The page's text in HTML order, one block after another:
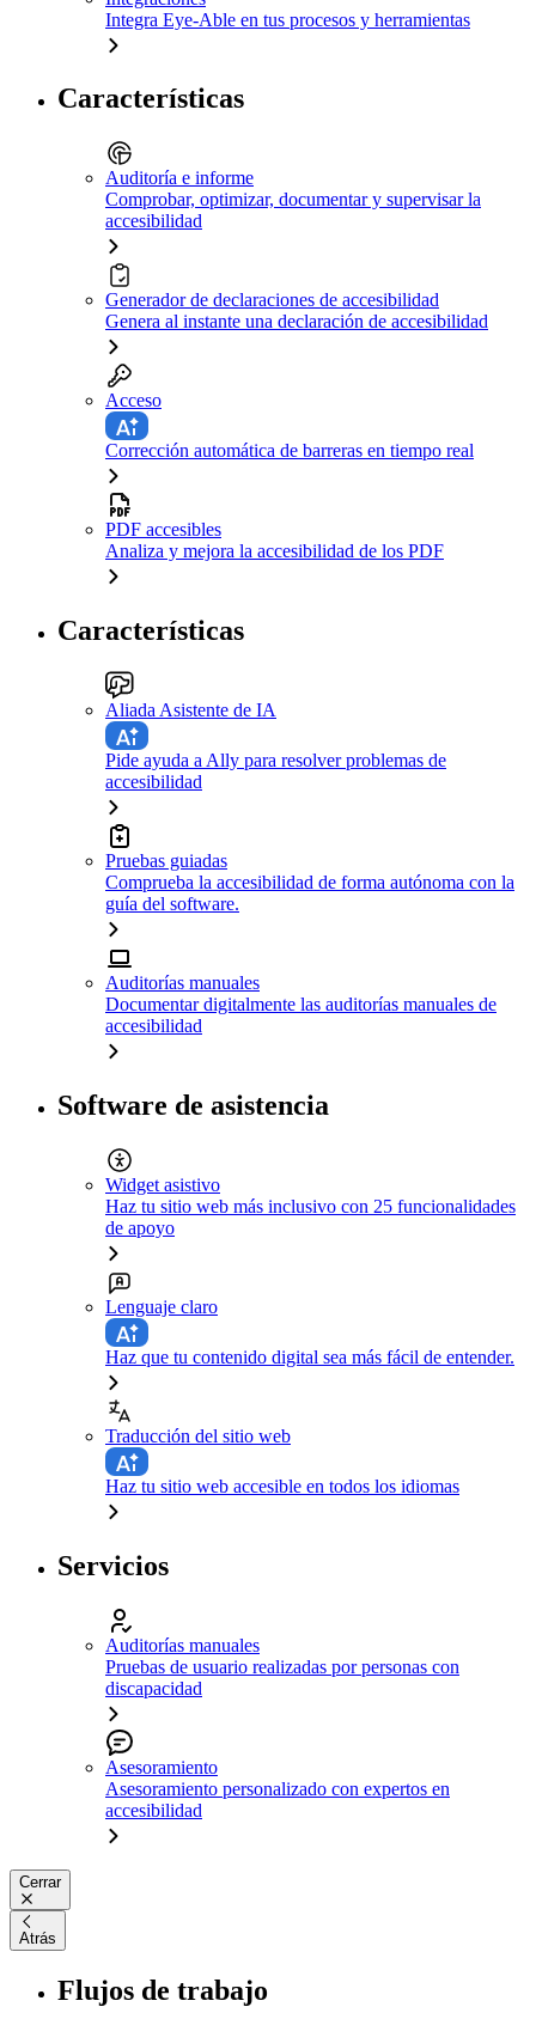
Integra Eye-Able en tus procesos y herramientas
Características
Auditoría e informe
Comprobar, optimizar, documentar y supervisar la
accesibilidad
Generador de declaraciones de accesibilidad
Genera al instante una declaración de accesibilidad
Acceso
Corrección automática de barreras en tiempo real
PDF accesibles
Analiza y mejora la accesibilidad de los PDF
Características
Aliada Asistente de IA
Pide ayuda a Ally para resolver problemas de
accesibilidad
Pruebas guiadas
Comprueba la accesibilidad de forma autónoma con la
guía del software.
Auditorías manuales
Documentar digitalmente las auditorías manuales de
accesibilidad
Software de asistencia
Widget asistivo
Haz tu sitio web más inclusivo con 25 funcionalidades
de apoyo
Lenguaje claro
Haz que tu contenido digital sea más fácil de entender.
Traducción del sitio web
Haz tu sitio web accesible en todos los idiomas
Servicios
Auditorías manuales
Pruebas de usuario realizadas por personas con
discapacidad
Asesoramiento
Asesoramiento personalizado con expertos en
accesibilidad
Cerrar
Atrás
Flujos de trabajo